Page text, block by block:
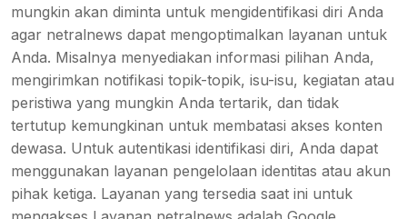
mungkin akan diminta untuk mengidentifikasi diri Anda
agar netralnews dapat mengoptimalkan layanan untuk
Anda. Misalnya menyediakan informasi pilihan Anda,
mengirimkan notifikasi topik-topik, isu-isu, kegiatan atau
peristiwa yang mungkin Anda tertarik, dan tidak
tertutup kemungkinan untuk membatasi akses konten
dewasa. Untuk autentikasi identifikasi diri, Anda dapat
menggunakan layanan pengelolaan identitas atau akun
pihak ketiga. Layanan yang tersedia saat ini untuk